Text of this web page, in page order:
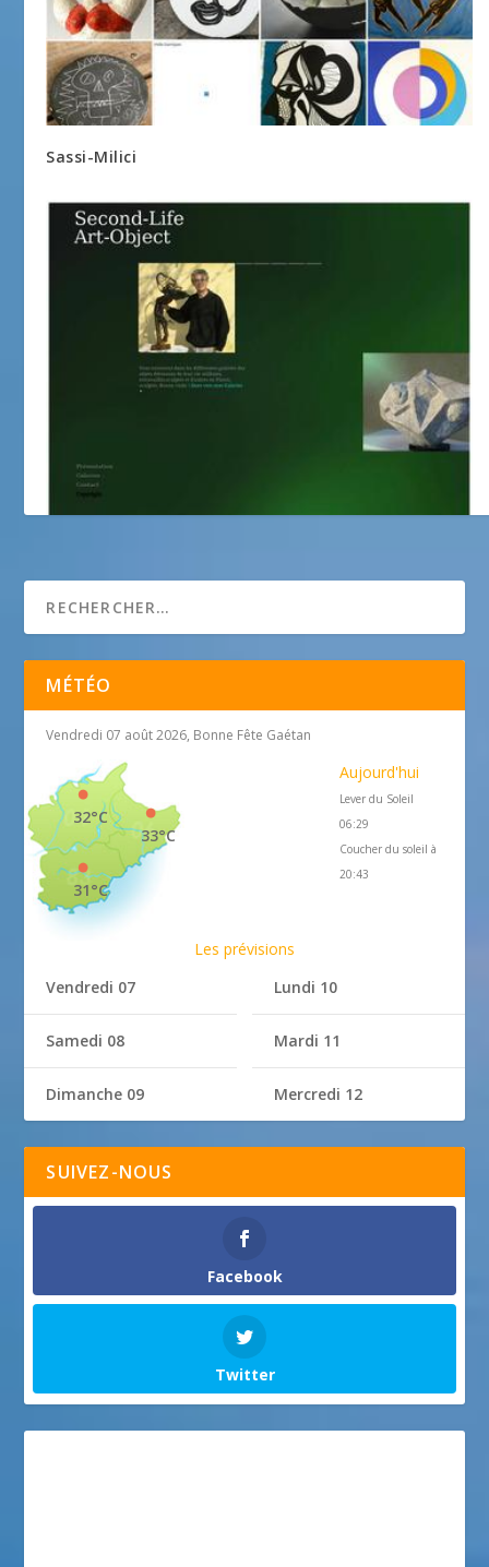
Sassi-Milici
MÉTÉO
Vendredi 07 août 2026, Bonne Fête Gaétan
33°C
32°C
31°C
Aujourd'hui
Lever du Soleil
06:29
Coucher du soleil à
20:43
Les prévisions
Vendredi 07
Samedi 08
Dimanche 09
Lundi 10
Mardi 11
Mercredi 12
SUIVEZ-NOUS
Facebook
Twitter